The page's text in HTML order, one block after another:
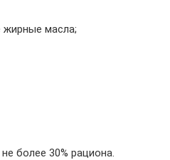
жирные масла;
более 30% рациона.